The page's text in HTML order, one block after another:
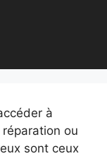
à
ou
sont ceux